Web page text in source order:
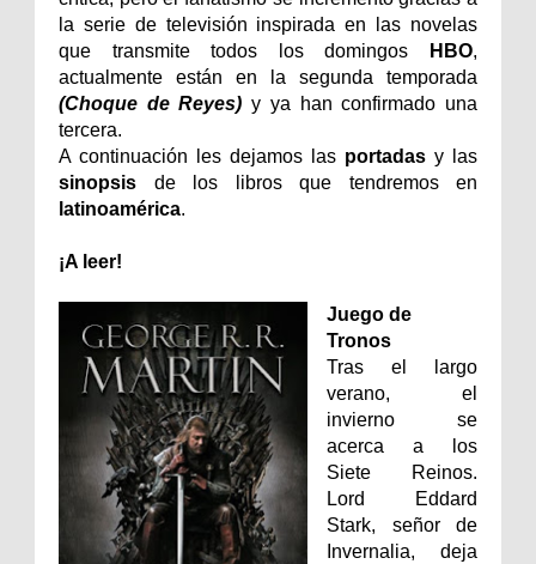
la serie de televisión inspirada en las novelas
que transmite todos los domingos
HBO,
actualmente están en la segunda temporada
(Choque de Reyes) y ya han confirmado una
tercera.
A continuación les dejamos las portadas y las
sinopsis de los libros que tendremos en
latinoamérica.
¡A leer!
Juego de
Tronos
Tras el largo
verano, el
invierno se
acerca a los
Siete Reinos.
Lord Eddard
Stark, señor de
Invernalia, deja